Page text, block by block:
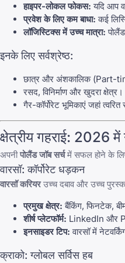
हाइपर-लोकल फोकस: यदि आप
प्रवेश के लिए कम बाधा: कई
लॉजिस्टिक्स में उच्च मात्रा:
इनके लिए सर्वश्रेष्ठ:
छात्र और अंशकालिक (Part-
रसद, विनिर्माण और खुदरा क्षेत्र।
गैर-कॉर्पोरेट भूमिकाएं जहां त्वरित
क्षेत्रीय गहराई: 2026 में
अपनीपोलैंड जॉब सर्चमें सफल होने के
वारसॉ: कॉर्पोरेट धड़कन
वारसॉ करियरउच्च दबाव और उच्च
प्रमुख क्षेत्र: बैंकिंग, फिनटेक,
शीर्ष प्लेटफॉर्म: LinkedIn और
इनसाइडर टिप: वारसॉ में
क्राको: ग्लोबल सर्विस हब